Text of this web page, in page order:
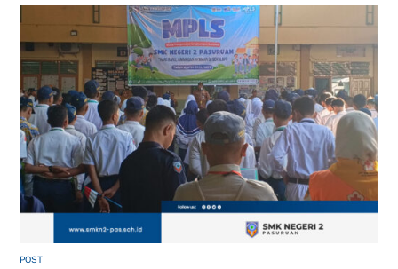
POST